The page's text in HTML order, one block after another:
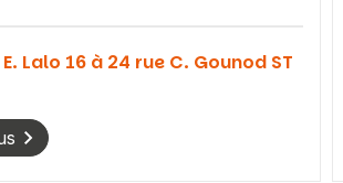
Lalo 16 à 24 rue C. Gounod ST